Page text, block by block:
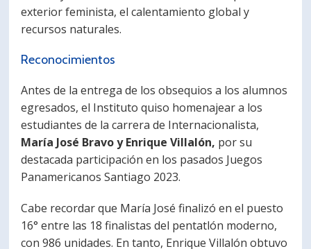
exterior feminista, el calentamiento global y
recursos naturales.
Reconocimientos
Antes de la entrega de los obsequios a los alumnos
egresados, el Instituto quiso homenajear a los
estudiantes de la carrera de Internacionalista,
María José Bravo y Enrique Villalón, por su
destacada participación en los pasados Juegos
Panamericanos Santiago 2023.
Cabe recordar que María José finalizó en el puesto
16° entre las 18 finalistas del pentatlón moderno,
con 986 unidades. En tanto, Enrique Villalón obtuvo